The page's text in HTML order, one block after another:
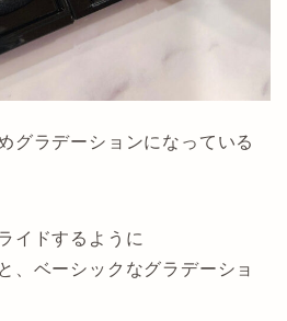
グラデーションになっている
イドするように
、ベーシックなグラデーショ